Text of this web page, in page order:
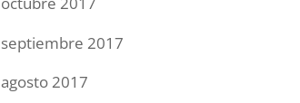
septiembre 2017
agosto 2017